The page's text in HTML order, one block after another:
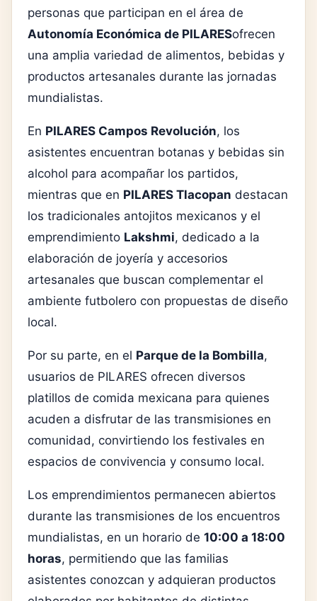
personas que participan en el área de
Autonomía Económica de PILARESofrecen
una amplia variedad de alimentos, bebidas y
productos artesanales durante las jornadas
mundialistas.
En PILARES Campos Revolución, los
asistentes encuentran botanas y bebidas sin
alcohol para acompañar los partidos,
mientras que en PILARES Tlacopan destacan
los tradicionales antojitos mexicanos y el
emprendimiento Lakshmi, dedicado a la
elaboración de joyería y accesorios
artesanales que buscan complementar el
ambiente futbolero con propuestas de diseño
local.
Por su parte, en el Parque de la Bombilla,
usuarios de PILARES ofrecen diversos
platillos de comida mexicana para quienes
acuden a disfrutar de las transmisiones en
comunidad, convirtiendo los festivales en
espacios de convivencia y consumo local.
Los emprendimientos permanecen abiertos
durante las transmisiones de los encuentros
mundialistas, en un horario de 10:00 a 18:00
horas, permitiendo que las familias
asistentes conozcan y adquieran productos